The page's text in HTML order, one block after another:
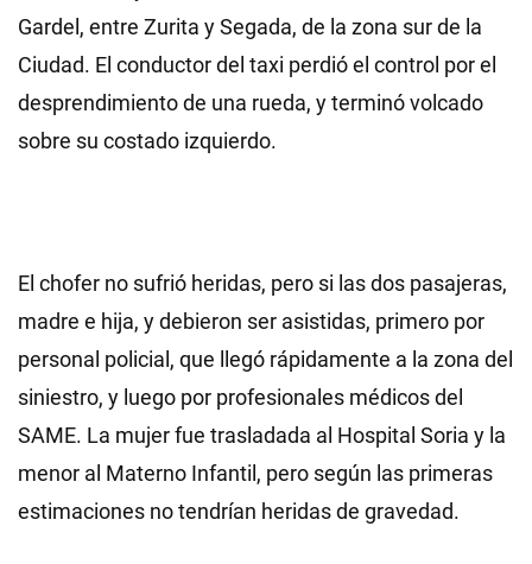
Gardel, entre Zurita y Segada, de la zona sur de la
Ciudad. El conductor del taxi perdió el control por el
desprendimiento de una rueda, y terminó volcado
sobre su costado izquierdo.
El chofer no sufrió heridas, pero si las dos pasajeras,
madre e hija, y debieron ser asistidas, primero por
personal policial, que llegó rápidamente a la zona del
siniestro, y luego por profesionales médicos del
SAME. La mujer fue trasladada al Hospital Soria y la
menor al Materno Infantil, pero según las primeras
estimaciones no tendrían heridas de gravedad.